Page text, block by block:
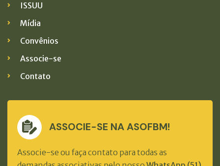
ISSUU
Mídia
Convênios
Associe-se
Contato
ASSOCIE-SE NA ASOFBM!
Associe-se ou faça contato para todas as